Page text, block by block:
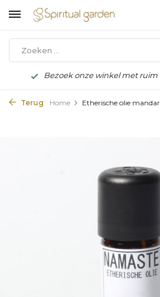
Bezoek onze winkel met
Terug Home Etherische olie